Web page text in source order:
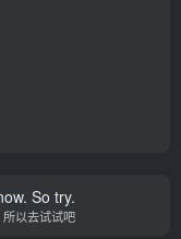
So try.
以去试试吧